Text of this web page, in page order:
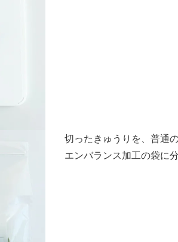
切ったきゅうりを、普通
エンバランス加工の袋に